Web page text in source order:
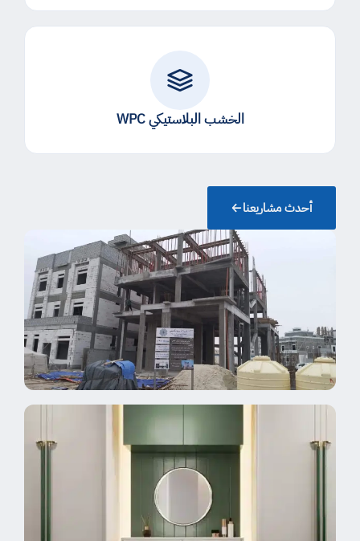
الخشب البلاستيكي WPC
أحدث مشاريعنا